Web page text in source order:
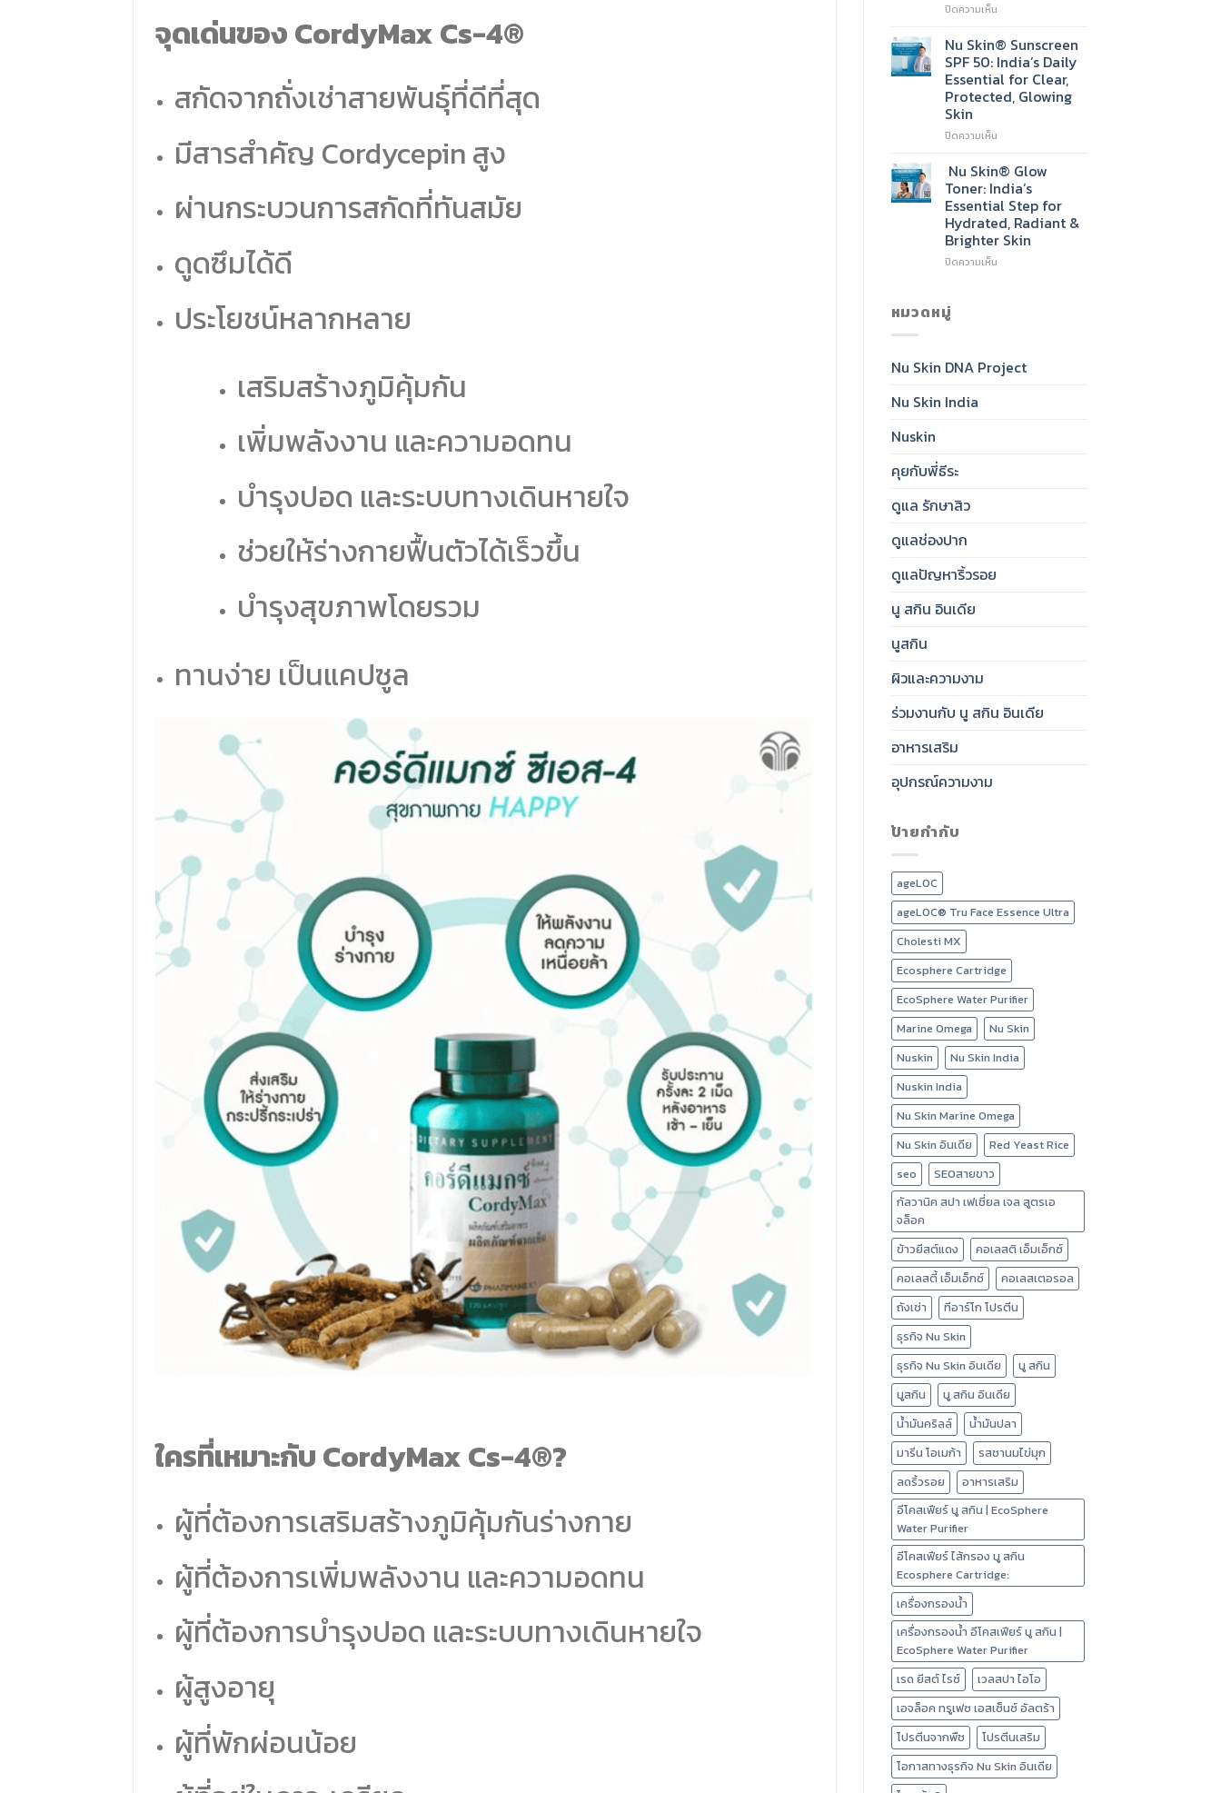
จุดเด่นของ CordyMax Cs-4®
สกัดจากถั่งเช่าสายพันธุ์ที่ดีที่สุด
มีสารสำคัญ Cordycepin สูง
ผ่านกระบวนการสกัดที่ทันสมัย
ดูดซึมได้ดี
ประโยชน์หลากหลาย
เสริมสร้างภูมิคุ้มกัน
เพิ่มพลังงาน และความอดทน
บำรุงปอด และระบบทางเดินหายใจ
ช่วยให้ร่างกายฟื้นตัวได้เร็วขึ้น
บำรุงสุขภาพโดยรวม
ทานง่าย เป็นแคปซูล
ใครที่เหมาะกับ CordyMax Cs-4®?
ผู้ที่ต้องการเสริมสร้างภูมิคุ้มกันร่างกาย
ผู้ที่ต้องการเพิ่มพลังงาน และความอดทน
ผู้ที่ต้องการบำรุงปอด และระบบทางเดินหายใจ
ผู้สูงอายุ
ผู้ที่พักผ่อนน้อย
ปิดความเห็นบน
Skin®
Face
Wash:
India’s
New
To
for
Radiant,
Healthy-
Looking
Skin
Nu Skin® Sunscreen
SPF 50: India’s Daily
Essential for Clear,
Protected, Glowing
Skin
ปิดความเห็นบน
Skin®
Sunscreen
SPF
50:
India’s
Daily
Essential
Nu Skin® Glow
Toner: India’s
Essential Step for
Hydrated, Radiant &
Brighter Skin
ปิดความเห็นบน
Step
หมวดหมู่
Nu Skin DNA Project
Nu Skin India
Nuskin
คุยกับพี่ธีระ
ดูแล รักษาสิว
ดูแลช่องปาก
ดูแลปัญหาริ้วรอย
นู สกิน อินเดีย
นูสกิน
ผิวและความงาม
ร่วมงานกับ นู สกิน อินเดีย
อาหารเสริม
อุปกรณ์ความงาม
ป้ายกำกับ
ageLOC
ageLOC® Tru Face Essence Ultra
Cholesti MX
Ecosphere Cartridge
EcoSphere Water Purifier
Marine Omega
Nu Skin
Nuskin
Nu Skin India
Nuskin India
Nu Skin Marine Omega
Nu Skin อินเดีย
Red Yeast Rice
seo
SEOสายขาว
กัลวานิค สปา เฟเชี่ยล เจล สูตรเอ
จล็อค
ข้าวยีสต์แดง
คอเลสติ เอ็มเอ็กซ์
คอเลสตี้ เอ็มเอ็กซ์
คอเลสเตอรอล
ถังเช่า
ทีอาร์โก โปรตีน
ธุรกิจ Nu Skin
ธุรกิจ Nu Skin อินเดีย
นู สกิน
นูสกิน
นู สกิน อินเดีย
น้ำมันคริลล์
น้ำมันปลา
มารีน โอเมก้า
รสชานมไข่มุก
ลดริ้วรอย
อาหารเสริม
อีโคสเฟียร์ นู สกิน | EcoSphere
Water Purifier
อีโคสเฟียร์ ไส้กรอง นู สกิน
Ecosphere Cartridge:
เครื่องกรองน้ำ
เครื่องกรองน้ำ อีโคสเฟียร์ นู สกิน |
EcoSphere Water Purifier
เรด ยีสต์ ไรซ์
เวลสปา ไอโอ
เอจล็อค ทรูเฟซ เอสเซ็นซ์ อัลตร้า
โปรตีนจากพืช
โปรตีนเสริม
โอกาสทางธุรกิจ Nu Skin อินเดีย